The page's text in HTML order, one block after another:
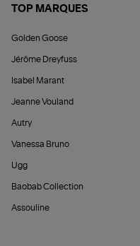
TOP MARQUES
Golden Goose
Jérôme Dreyfuss
Isabel Marant
Jeanne Vouland
Autry
Vanessa Bruno
Ugg
Baobab Collection
Assouline